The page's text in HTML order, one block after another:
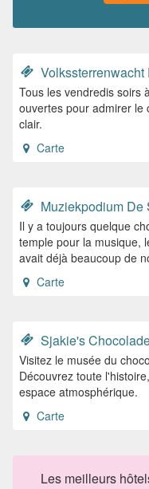
Tous les vendredis soirs
ouvertes pour admirer le
clair.
Carte
Muziekpodium De
Il y a toujours quelque
temple pour la musique,
avait déjà beaucoup de
Carte
Sjakie's
Visitez le musée du
Découvrez toute
espace atmosphérique.
Carte
Les meilleurs